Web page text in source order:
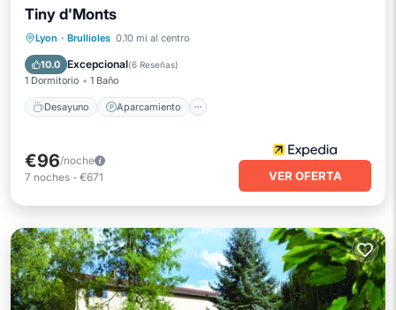
Tiny d'Monts
Lyon · Brullioles 0.10 mi al centro
10.0 Excepcional(6 Reseñas)
1 Dormitorio 1 Baño
Desayuno Aparcamiento
Desayuno Aparcamiento
Cocina
€96/noche
7 noches - €671 VER OFERTA